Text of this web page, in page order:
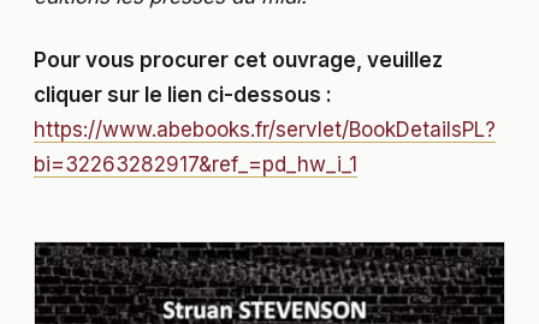
Pour vous procurer cet ouvrage, veuillez
cliquer sur le lien ci-dessous :
https://www.abebooks.fr/servlet/BookDetailsPL?
bi=32263282917&ref_=pd_hw_i_1